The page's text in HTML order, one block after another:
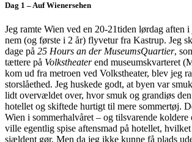
Dag 1 – Auf Wienersehen
Jeg ramte Wien ved en 20-21tiden lørdag aften
nem (og første i 2 år) flyvetur fra Kastrup. Jeg
dage på 25 Hours an der MuseumsQuartier,
tættere på Volkstheaterend museumskvarteret
kom ud fra metroen ved Volkstheater, blev jeg
storslåethed. Jeg huskede godt, at byen var
lidt overvældet over, hvor smuk og grandiøs den
hotellet og skiftede hurtigt til mere sommertøj.
Wien i sommerhalvåret – og tilsvarende koldere
ville egentlig spise aftensmad på hotellet,
sjældent gør. Men da jeg ikke kunne få plads